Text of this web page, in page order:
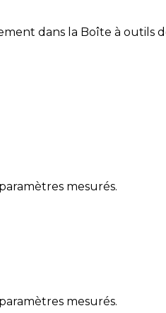
dans la Boîte à outils
mesurés.
mesurés.